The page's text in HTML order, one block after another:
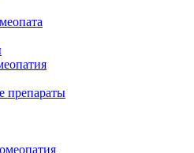
препараты